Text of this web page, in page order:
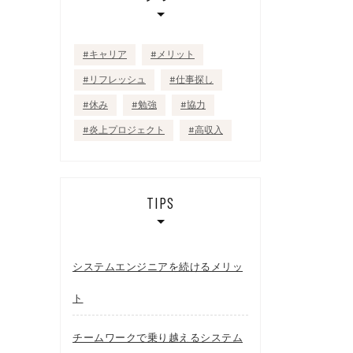
キャリア メリット
リフレッシュ 仕事探し
休み 勉強 協力
炎上プロジェクト 高収入
TIPS
システムエンジニアを続けるメリッ
ト
チームワークで乗り越えるシステム